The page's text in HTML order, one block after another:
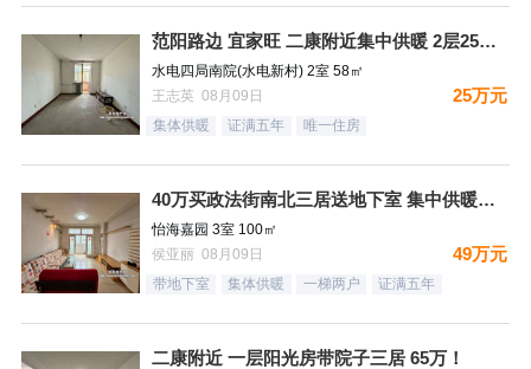
范阳路边 宜家旺 二康附近集中供暖 2层25万！
水电四局南院(水电新村) 2室 58㎡
王志英 08月09日
25万元
集体供暖 证满五年 唯一住房
40万买政法街南北三居送地下室 集中供暖税费低
怡海嘉园 3室 100㎡
侯亚丽 08月09日
49万元
带地下室 集体供暖 一梯两户 证满五年
二康附近 一层阳光房带院子三居 65万！